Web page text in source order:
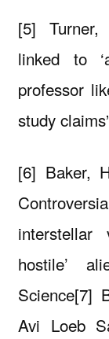
[5] Turner,
linked to
professor
study
[6] Baker,
interstellar
hostile’
Science[7]
Avi Loeb